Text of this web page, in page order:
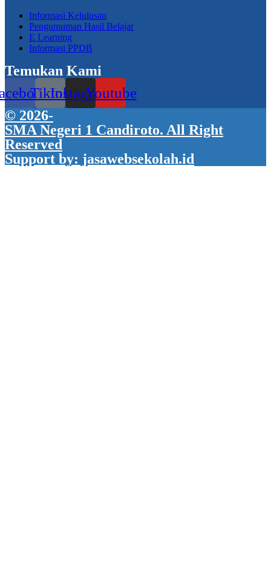
Informasi Kelulusan
Pengumuman Hasil Belajar
E Learning
Informasi PPDB
Temukan Kami
TiktokInstagramYoutube
© 2026-
SMA Negeri 1 Candiroto. All Right
Reserved
Support by: jasawebsekolah.id